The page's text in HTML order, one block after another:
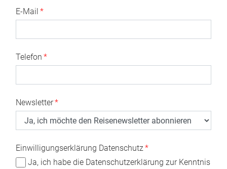
E-Mail *
Telefon *
Newsletter*
Einwilligungserklärung Datenschutz*
Ja, ich habe die Datenschutzerklärung zur Kenntnis